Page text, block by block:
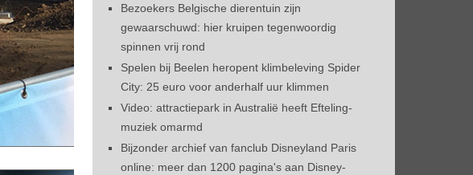
Bezoekers Belgische dierentuin zijn
gewaarschuwd: hier kruipen tegenwoordig
spinnen vrij rond
Spelen bij Beelen heropent klimbeleving Spider
City: 25 euro voor anderhalf uur klimmen
Video: attractiepark in Australië heeft Efteling-
muziek omarmd
Bijzonder archief van fanclub Disneyland Paris
online: meer dan 1200 pagina's aan Disney-